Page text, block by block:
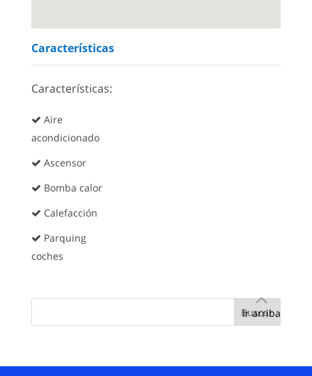
Características
Características:
Aire
acondicionado
Ascensor
Bomba calor
Calefacción
Parquing
coches
Ir arriba